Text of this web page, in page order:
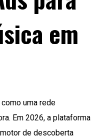
em
uma rede
Em 2026, a plataforma
de descoberta